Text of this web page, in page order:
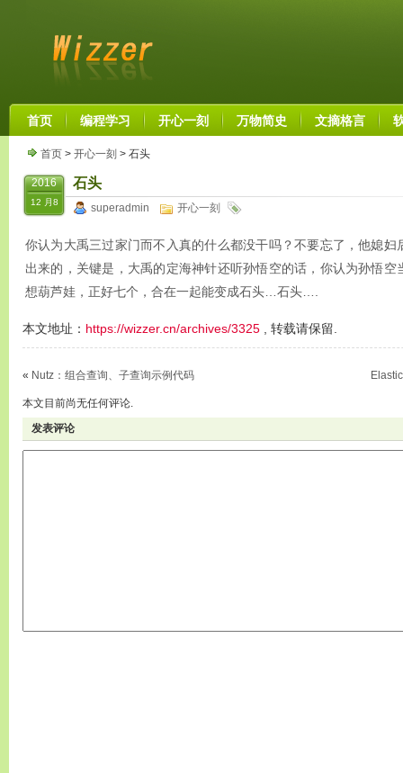
首页 编程学习 开心一刻 万物简史 文摘格言
首页 > 开心一刻 > 石头
2016
12 月8
石头
superadmin 开心一刻
你认为大禹三过家门而不入真的什么都没干吗？不要忘了，他媳
出来的，关键是，大禹的定海神针还听孙悟空的话，你认为孙悟
想葫芦娃，正好七个，合在一起能变成石头…石头….
本文地址： https://wizzer.cn/archives/3325 , 转载请保留.
« Nutz：组合查询、子查询示例代码
本文目前尚无任何评论.
发表评论